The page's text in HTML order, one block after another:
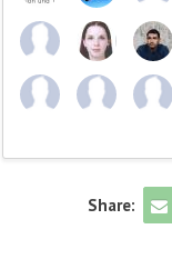
Share: